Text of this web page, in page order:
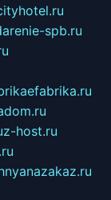
spb.ru
z-host.ru